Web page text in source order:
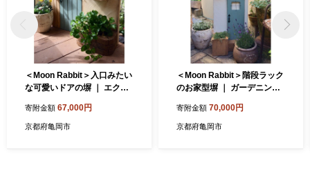
＜Moon Rabbit＞入口みたい
な可愛いドアの塀 ｜ エクス
ーデンファニチャー
寄附金額 67,000円
京都府亀岡市
＜Moon Rabbit＞階段ラック
のお家型塀 ｜ ガーデニング
ンファニチャー 目隠し 屋外
寄附金額 70,000円
京都府亀岡市